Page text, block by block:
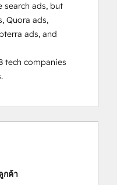
search ads, but
Quora ads,
ads, and
tech companies
กค้า